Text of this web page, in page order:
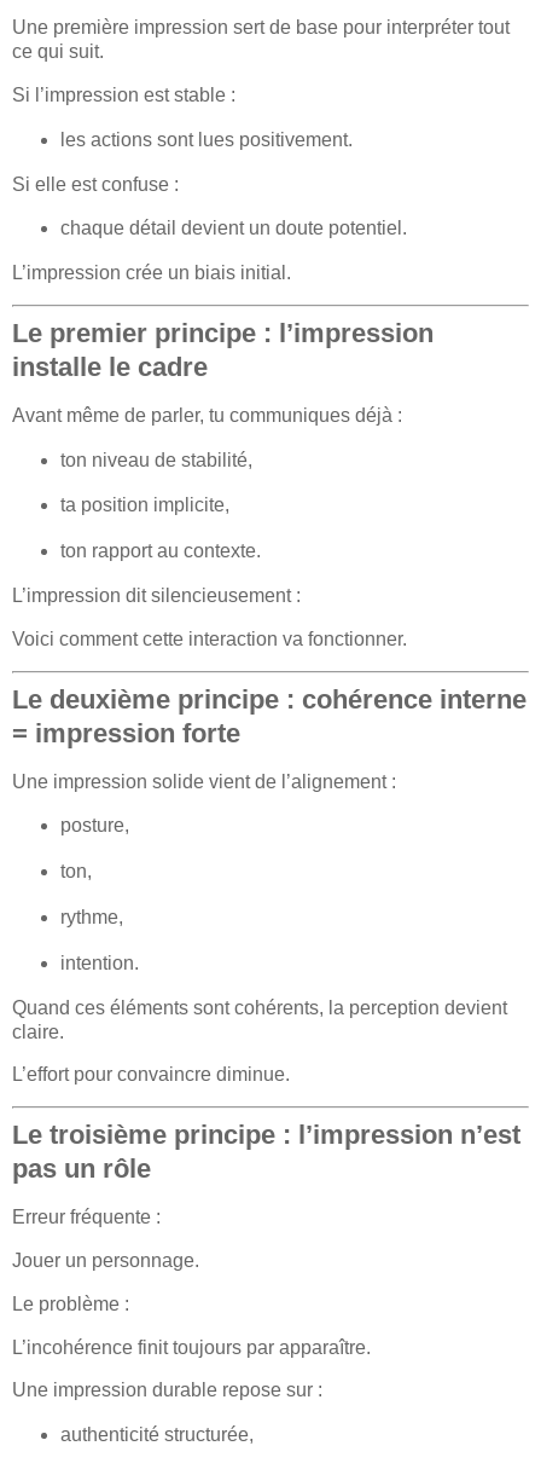
Une première impression sert de base pour interpréter tout
ce qui suit.
Si l’impression est stable :
les actions sont lues positivement.
Si elle est confuse :
chaque détail devient un doute potentiel.
L’impression crée un biais initial.
Le premier principe : l’impression
installe le cadre
Avant même de parler, tu communiques déjà :
ton niveau de stabilité,
ta position implicite,
ton rapport au contexte.
L’impression dit silencieusement :
Voici comment cette interaction va fonctionner.
Le deuxième principe : cohérence interne
= impression forte
Une impression solide vient de l’alignement :
posture,
ton,
rythme,
intention.
Quand ces éléments sont cohérents, la perception devient
claire.
L’effort pour convaincre diminue.
Le troisième principe : l’impression n’est
pas un rôle
Erreur fréquente :
Jouer un personnage.
Le problème :
L’incohérence finit toujours par apparaître.
Une impression durable repose sur :
authenticité structurée,